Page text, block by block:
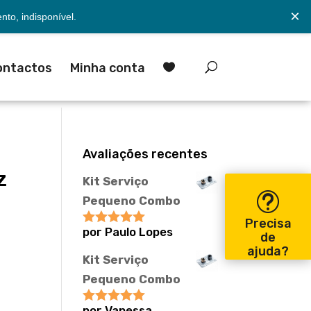
indisponível. ×
Minha conta 
Avaliações recentes
Kit Serviço
Pequeno Combo
Avaliação5
por Paulo Lopes
Kit Serviço
Pequeno Combo
Precisa
de
ajuda?